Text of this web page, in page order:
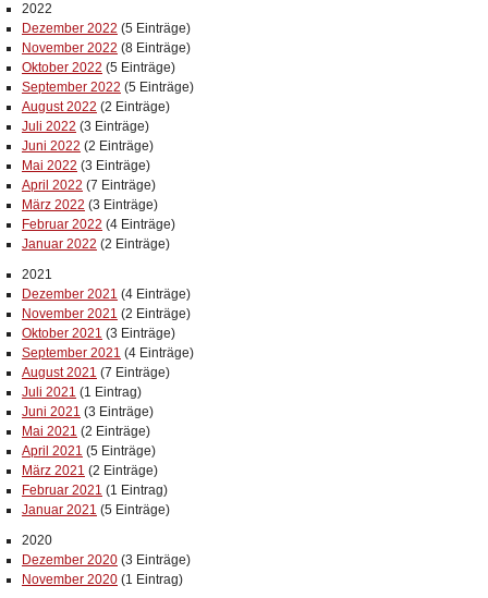
2022
Dezember 2022 (5 Einträge)
November 2022 (8 Einträge)
Oktober 2022 (5 Einträge)
September 2022 (5 Einträge)
August 2022 (2 Einträge)
Juli 2022 (3 Einträge)
Juni 2022 (2 Einträge)
Mai 2022 (3 Einträge)
April 2022 (7 Einträge)
März 2022 (3 Einträge)
Februar 2022 (4 Einträge)
Januar 2022 (2 Einträge)
2021
Dezember 2021 (4 Einträge)
November 2021 (2 Einträge)
Oktober 2021 (3 Einträge)
September 2021 (4 Einträge)
August 2021 (7 Einträge)
Juli 2021 (1 Eintrag)
Juni 2021 (3 Einträge)
Mai 2021 (2 Einträge)
April 2021 (5 Einträge)
März 2021 (2 Einträge)
Februar 2021 (1 Eintrag)
Januar 2021 (5 Einträge)
2020
Dezember 2020 (3 Einträge)
November 2020 (1 Eintrag)